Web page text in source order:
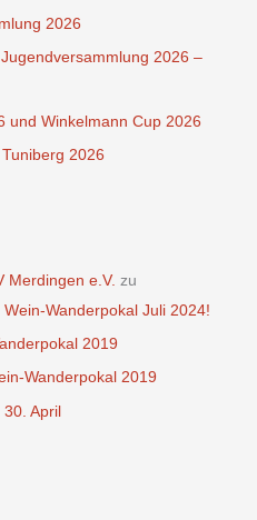
2026
2026 –
und Winkelmann Cup 2026
2026
Merdingen e.V. zu
Wanderpokal Juli 2024!
2019
Wanderpokal 2019
April